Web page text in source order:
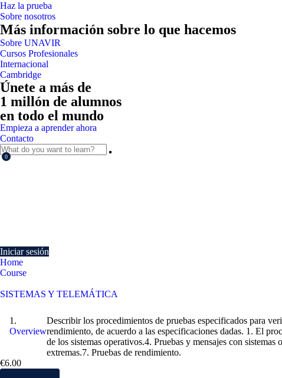
Haz la prueba
Sobre nosotros
Más información sobre lo que hacemos
Sobre UNAVIR
Cursos Profesionales
Internacional
Cambridge
Únete a más de
1 millón de alumnos
en todo el mundo
Empieza a aprender ahora
Contacto
0
Iniciar sesión
Home
Course
SISTEMAS Y TELEMÁTICA
Overview
Describir los procedimientos de pruebas especificados para
rendimiento, de acuerdo a las especificaciones dadas. 1. El
de los sistemas operativos.4. Pruebas y mensajes con
extremas.7. Pruebas de rendimiento.
€6.00